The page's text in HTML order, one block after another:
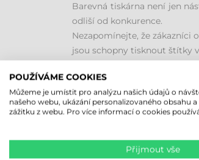
Barevná tiskárna není jen
odliší od konkurence.
Nezapomínejte, že zákazníci
jsou schopny tisknout štítky
TISKÁRNY
Epson a Primera jsou dvě
které jsou ideální pro
PROČ
POUŽÍVÁME COOKIES
Můžeme je umístit pro analýzu našich údajů o
našeho webu, ukázání personalizovaného obsahu
zážitku z webu. Pro více informací o cookies
Přijmout vše